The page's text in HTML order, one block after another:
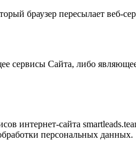
браузер пересылает веб-
сервисы Сайта, либо
интернет-сайта
персональных данных.